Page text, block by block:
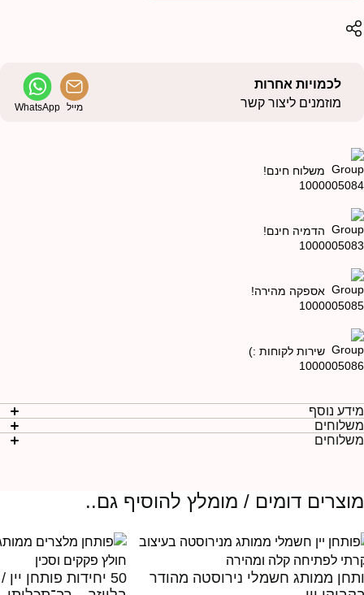
לכמויות אחרות
מוזמנים ליצור קשר
מייל WhatsApp
משלוח חינם!
הדמיה חינם!
אספקה מהירה!
שירות לקוחות :)
נוסף
דומים / מומלץ להוסיף גם..
ממותג חשמלי נירוסטה מהודר
50 יחידות פותחן